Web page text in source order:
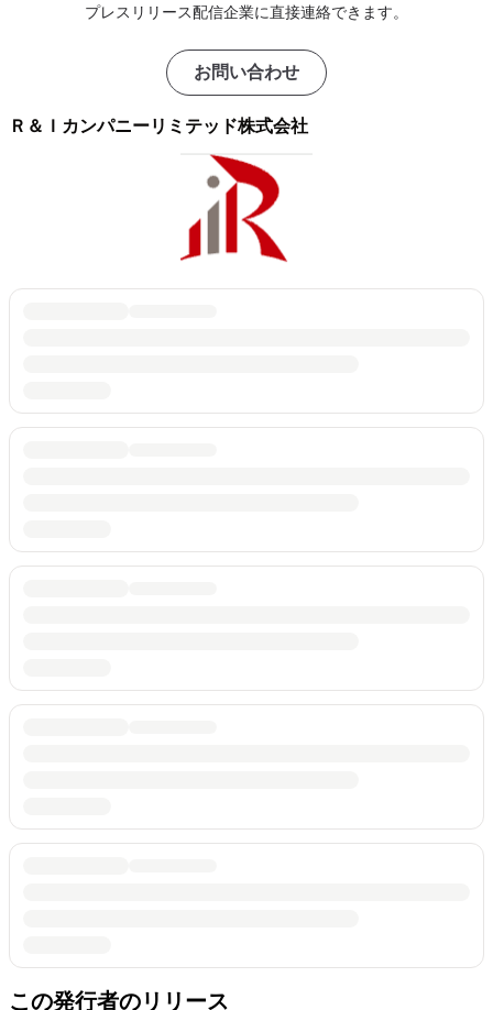
プレスリリース配信企業に直接連絡できます。
お問い合わせ
Ｒ＆Ｉカンパニーリミテッド株式会社
この発行者のリリース